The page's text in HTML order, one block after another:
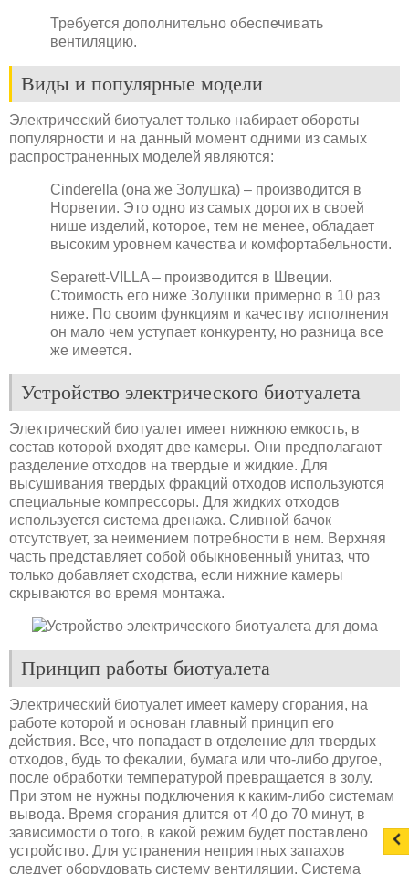
Требуется дополнительно обеспечивать
вентиляцию.
Виды и популярные модели
Электрический биотуалет только набирает обороты
популярности и на данный момент одними из самых
распространенных моделей являются:
Cinderella (она же Золушка) – производится в
Норвегии. Это одно из самых дорогих в своей
нише изделий, которое, тем не менее, обладает
высоким уровнем качества и комфортабельности.
Separett-VILLA – производится в Швеции.
Стоимость его ниже Золушки примерно в 10 раз
ниже. По своим функциям и качеству исполнения
он мало чем уступает конкуренту, но разница все
же имеется.
Устройство электрического биотуалета
Электрический биотуалет имеет нижнюю емкость, в
состав которой входят две камеры. Они предполагают
разделение отходов на твердые и жидкие. Для
высушивания твердых фракций отходов используются
специальные компрессоры. Для жидких отходов
используется система дренажа. Сливной бачок
отсутствует, за неимением потребности в нем. Верхняя
часть представляет собой обыкновенный унитаз, что
только добавляет сходства, если нижние камеры
скрываются во время монтажа.
Принцип работы биотуалета
Электрический биотуалет имеет камеру сгорания, на
работе которой и основан главный принцип его
действия. Все, что попадает в отделение для твердых
отходов, будь то фекалии, бумага или что-либо другое,
после обработки температурой превращается в золу.
При этом не нужны подключения к каким-либо системам
вывода. Время сгорания длится от 40 до 70 минут, в
зависимости о того, в какой режим будет поставлено
устройство. Для устранения неприятных запахов
следует оборудовать систему вентиляции. Система